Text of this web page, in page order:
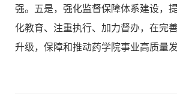
强。五是，强化监督保障体系建设，
化教育、注重执行、加力督办，在完
升级，保障和推动药学院事业高质量发